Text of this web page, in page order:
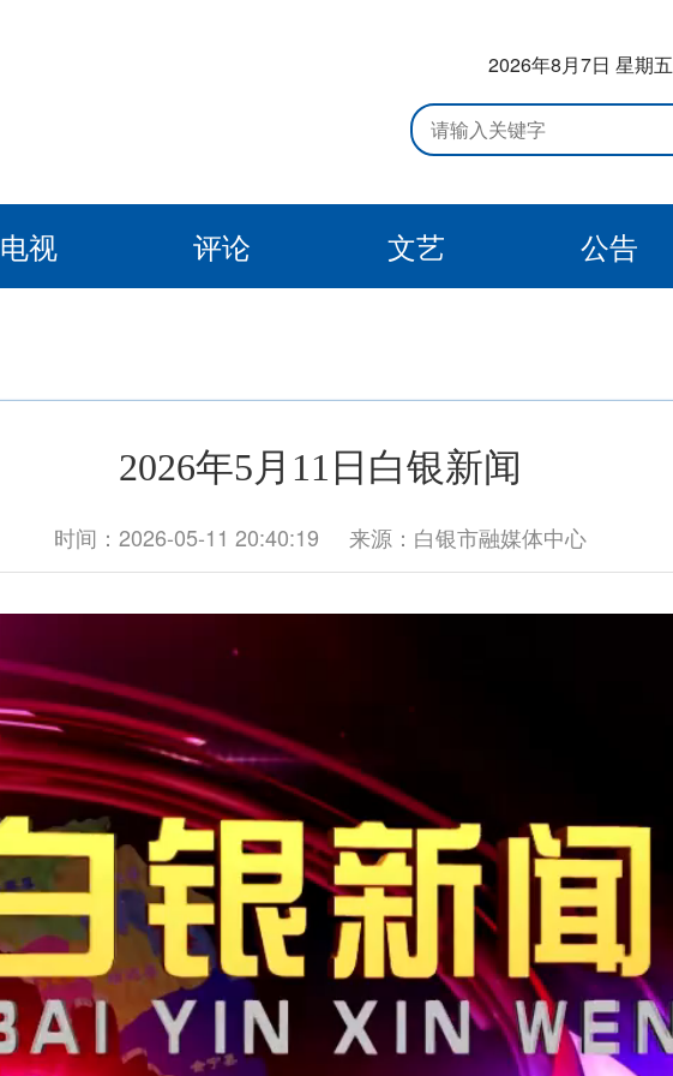
2026年8月7日 星期五
电视 评论 文艺 公告
2026年5月11日白银新闻
时间：2026-05-11 20:40:19 来源：白银市融媒体中心